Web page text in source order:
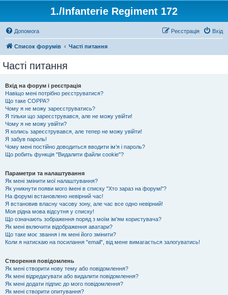
1./Infanterie Regiment 172
Допомога Вхід
Реєстрація
Список форумів Часті питання
Часті питання
Вхід на форум і реєстрація
Навіщо мені потрібно реєструватися?
Що таке COPPA?
Чому я не можу зареєструватись?
Я тільки що зареєструвався, але не можу увійти!
Чому я не можу увійти?
Я колись зареєструвався, але тепер не можу увійти!
Я забув пароль!
Чому мені постійно доводиться вводити ім’я і пароль?
Що робить функція "Видалити файли cookie"?
Параметри та налаштування
Як мені змінити мої налаштування?
Як уникнути появи мого імені в списку "Хто зараз на форумі"?
На форумі встановлено невірний час!
Я встановив власну часову зону, але час все одно невірний!
Моя рідна мова відсутня у списку!
Що означають зображення поряд з моїм ім'ям користувача?
Як мені включити відображення аватари?
Що таке моє звання і як мені його змінити?
Коли я натискаю на посилання "email", від мене вимагається залогуватись!
Створення повідомлень
Як мені створити нову тему або повідомлення?
Як мені відредагувати або видалити повідомлення?
Як мені додати підпис до мого повідомлення?
Як мені створити опитування?